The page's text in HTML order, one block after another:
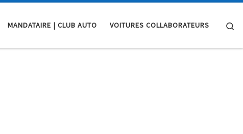
MANDATAIRE | CLUB AUTO VOITURES COLLABORATEURS